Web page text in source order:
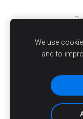
We use
and to